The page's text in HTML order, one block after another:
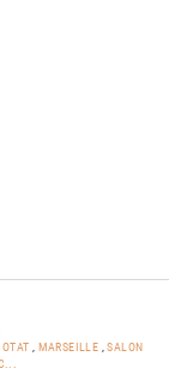
MARSEILLE ,SALON